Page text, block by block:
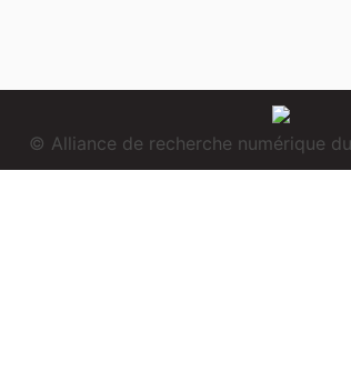
© Alliance de recherche numérique